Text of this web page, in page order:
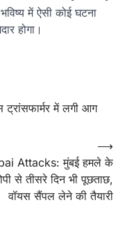
में ऐसी कोई घटना
होगा।
ट्रांसफार्मर में लगी आग
Attacks: मुंबई हमले के
से तीसरे दिन भी पूछताछ,
वॉयस सैंपल लेने की तैयारी
⟶